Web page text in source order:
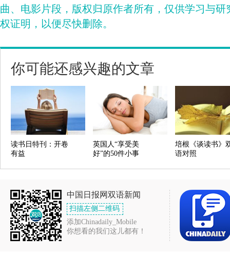
曲、电影片段，版权归原作者所有，仅供学习与
权证明，以便尽快删除。
你可能还感兴趣的文章
读书日特刊：开卷
有益
英国人“享受美
好”的50件小事
培根《谈读书》
语对照
中国日报网双语新闻
扫描左侧二维码
添加Chinadaily_Mobile
你想看的我们这儿都有！